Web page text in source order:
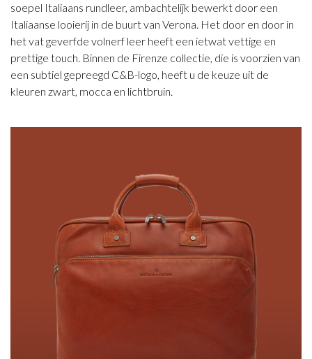
soepel Italiaans rundleer, ambachtelijk bewerkt door een
Italiaanse looierij in de buurt van Verona. Het door en door in
het vat geverfde volnerf leer heeft een ietwat vettige en
prettige touch. Binnen de Firenze collectie, die is voorzien van
een subtiel gepreegd C&B-logo, heeft u de keuze uit de
kleuren zwart, mocca en lichtbruin.